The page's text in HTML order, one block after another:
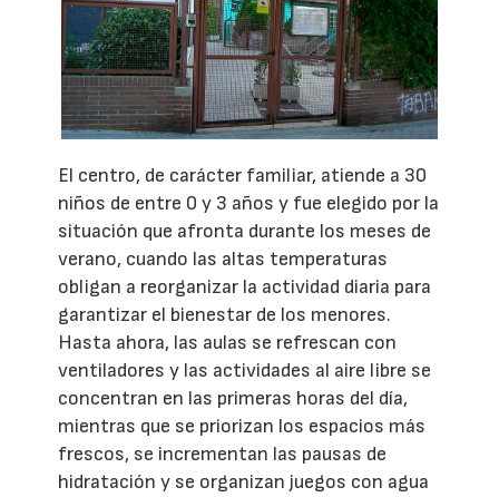
El centro, de carácter familiar, atiende a 30
niños de entre 0 y 3 años y fue elegido por la
situación que afronta durante los meses de
verano, cuando las altas temperaturas
obligan a reorganizar la actividad diaria para
garantizar el bienestar de los menores.
Hasta ahora, las aulas se refrescan con
ventiladores y las actividades al aire libre se
concentran en las primeras horas del día,
mientras que se priorizan los espacios más
frescos, se incrementan las pausas de
hidratación y se organizan juegos con agua